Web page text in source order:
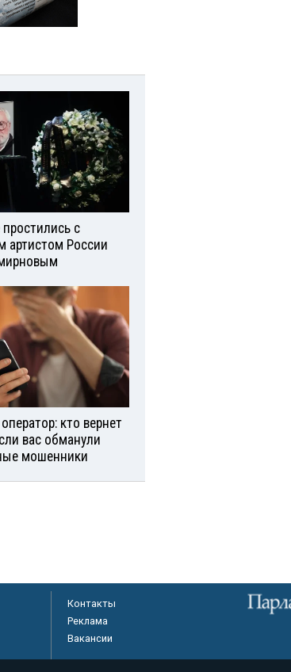
с
артистом России
кто вернет
вас обманули
мошенники
Контакты
Реклама
Вакансии